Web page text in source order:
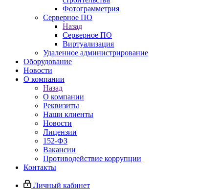
Фотограмметрия
Серверное ПО
Назад
Серверное ПО
Виртуализация
Удаленное администрирование
Оборудование
Новости
О компании
Назад
О компании
Реквизиты
Наши клиенты
Новости
Лицензии
152-ФЗ
Вакансии
Противодействие коррупции
Контакты
Личный кабинет